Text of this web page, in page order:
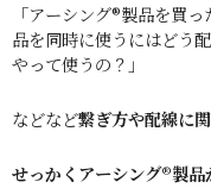
「アーシング®︎製品を買
品を同時に使うにはどう
やって使うの？」
などなど繋ぎ方や配線に
せっかくアーシング®︎製